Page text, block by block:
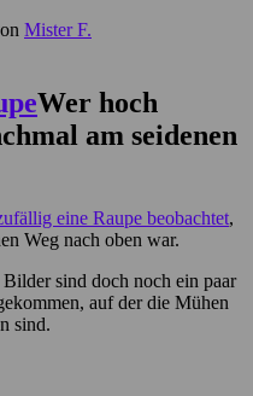
Mister F.
Wer hoch
am seidenen
eine Raupe beobachtet,
Weg nach oben war.
sind doch noch ein paar
auf der die Mühen
sind.